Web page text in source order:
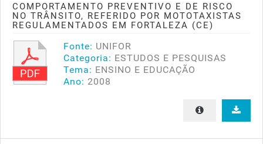
COMPORTAMENTO PREVENTIVO E DE RISCO
NO TRÂNSITO, REFERIDO POR MOTOTAXISTAS
REGULAMENTADOS EM FORTALEZA (CE)
Fonte: UNIFOR
Categoria: ESTUDOS E PESQUISAS
Tema: ENSINO E EDUCAÇÃO
Ano: 2008